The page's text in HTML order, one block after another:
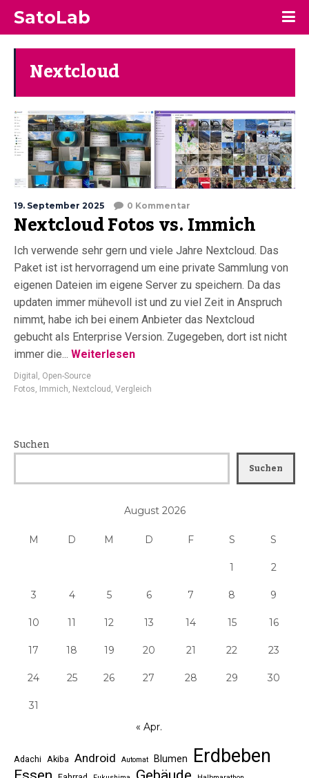
SatoLab
Nextcloud
19. September 2025 0 Kommentar
Nextcloud Fotos vs. Immich
Ich verwende sehr gern und viele Jahre Nextcloud. Das
Paket ist ist hervorragend um eine private Sammlung von
eigenen Dateien im eigene Server zu speichern. Da das
updaten immer mühevoll ist und zu viel Zeit in Anspruch
nimmt, habe ich bei einem Anbieter das Nextcloud
gebucht als Enterprise Version. Zugegeben, dort ist nicht
immer die... Weiterlesen
Digital , Open-Source
Fotos, Immich, Nextcloud , Vergleich
Suchen
Suchen
August 2026
M D M D F S S
1 2
3 4 5 6 7 8 9
10 11 12 13 14 15 16
17 18 19 20 21 22 23
24 25 26 27 28 29 30
31
« Apr.
Adachi Akiba Android Automat Blumen Erdbeben